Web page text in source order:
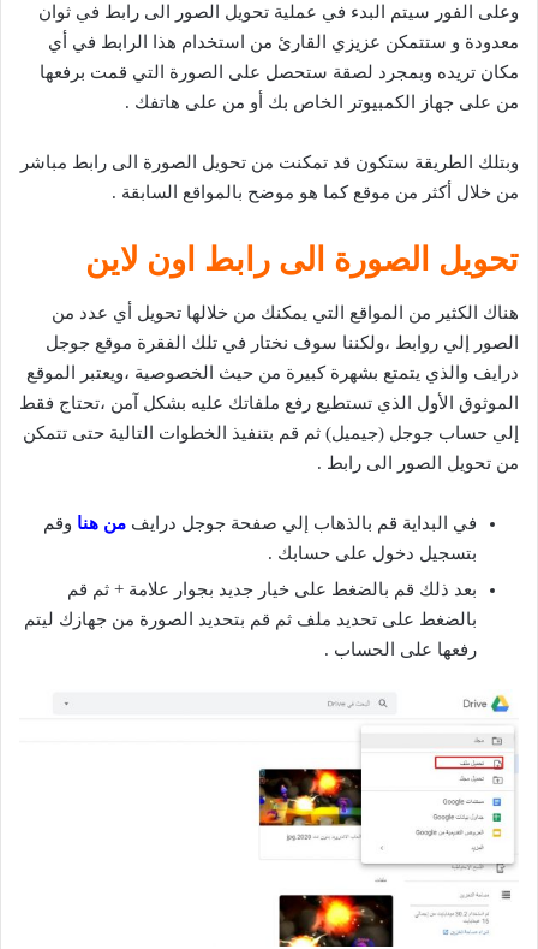
وعلى الفور سيتم البدء في عملية تحويل الصور الى رابط في ثوان
معدودة و ستتمكن عزيزي القارئ من استخدام هذا الرابط في أي
مكان تريده وبمجرد لصقة ستحصل على الصورة التي قمت برفعها
من على جهاز الكمبيوتر الخاص بك أو من على هاتفك .
وبتلك الطريقة ستكون قد تمكنت من تحويل الصورة الى رابط مباشر
من خلال أكثر من موقع كما هو موضح بالمواقع السابقة .
تحويل الصورة الى رابط اون لاين
هناك الكثير من المواقع التي يمكنك من خلالها تحويل أي عدد من
الصور إلي روابط ،ولكننا سوف نختار في تلك الفقرة موقع جوجل
درايف والذي يتمتع بشهرة كبيرة من حيث الخصوصية ،ويعتبر الموقع
الموثوق الأول الذي تستطيع رفع ملفاتك عليه بشكل آمن ،تحتاج فقط
إلي حساب جوجل (جيميل) ثم قم بتنفيذ الخطوات التالية حتى تتمكن
من تحويل الصور الى رابط .
في البداية قم بالذهاب إلي صفحة جوجل درايف من هنا وقم
بتسجيل دخول على حسابك .
بعد ذلك قم بالضغط على خيار جديد بجوار علامة + ثم قم
بالضغط على تحديد ملف ثم قم بتحديد الصورة من جهازك ليتم
رفعها على الحساب .